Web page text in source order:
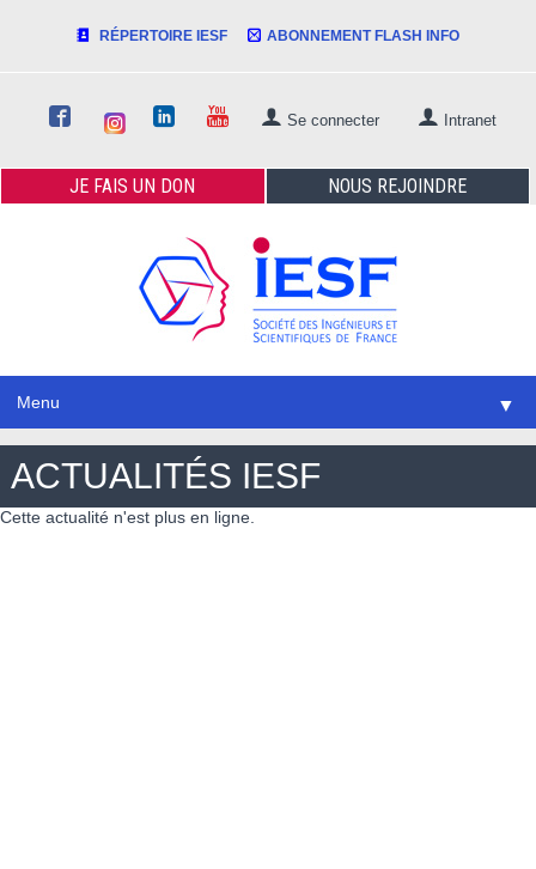
RÉPERTOIRE IESF ABONNEMENT FLASH INFO
Se connecter Intranet
JE FAISUN DON NOUS REJOINDRE
Menu ▼
ACTUALITÉS IESF
Cette actualité n'est plus en ligne.